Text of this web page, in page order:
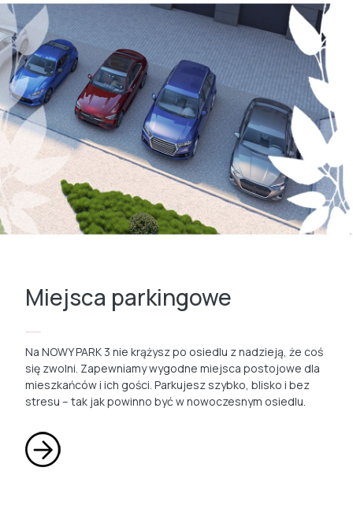
Miejsca parkingowe
Na NOWY PARK 3 nie krążysz po osiedlu z nadzieją, że coś
się zwolni. Zapewniamy wygodne miejsca postojowe dla
mieszkańców i ich gości. Parkujesz szybko, blisko i bez
stresu – tak jak powinno być w nowoczesnym osiedlu.